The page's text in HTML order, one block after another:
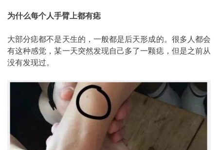
为什么每个人手臂上都有痣
大部分痣都不是天生的，一般都是后天形成的。很多人都会
有这种感觉，某一天突然发现自己多了一颗痣，但是之前从
没有发现过。